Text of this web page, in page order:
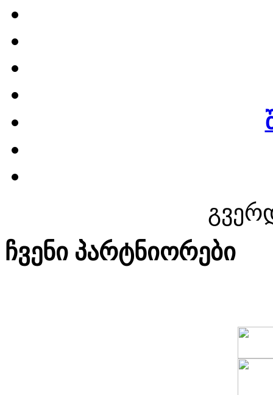
ჩვენი პარტნიორები